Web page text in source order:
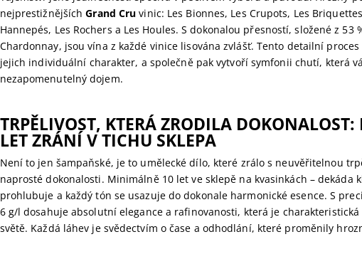
nejprestižnějšíchGrand Cru vinic: Les Bionnes, Les Crupots, Les
Hannepés, Les Rochers a Les Houles. S dokonalou přesností, složené z 53
Chardonnay, jsou vína z každé vinice lisována zvlášť. Tento detailní
jejich individuální charakter, a společně pak vytvoří symfonii chutí, která
nezapomenutelný dojem.
TRPĚLIVOST, KTERÁ ZRODILA
LET ZRÁNÍ V TICHU SKLEPA
Není to jen šampaňské, je to umělecké dílo, které zrálo s neuvěřitelnou
naprosté dokonalosti. Minimálně 10 let ve sklepě na kvasinkách – dekáda
prohlubuje a každý tón se usazuje do dokonale harmonické esence. S
6 g/l dosahuje absolutní elegance a rafinovanosti, která je
světě. Každá láhev je svědectvím o čase a odhodlání, které proměnily